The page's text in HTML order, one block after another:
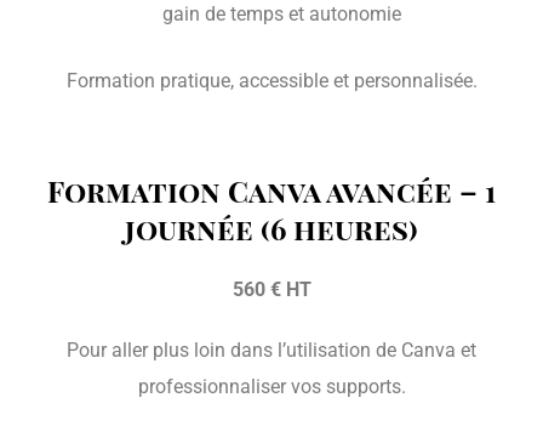
gain de temps et autonomie
Formation pratique, accessible et personnalisée.
Formation Canva avancée – 1
journée (6 heures)
560 € HT
Pour aller plus loin dans l’utilisation de Canva et
professionnaliser vos supports.